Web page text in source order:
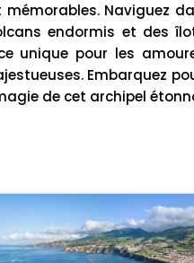
Naviguez
endormis et des
unique pour les
Embarquez
de cet archipel